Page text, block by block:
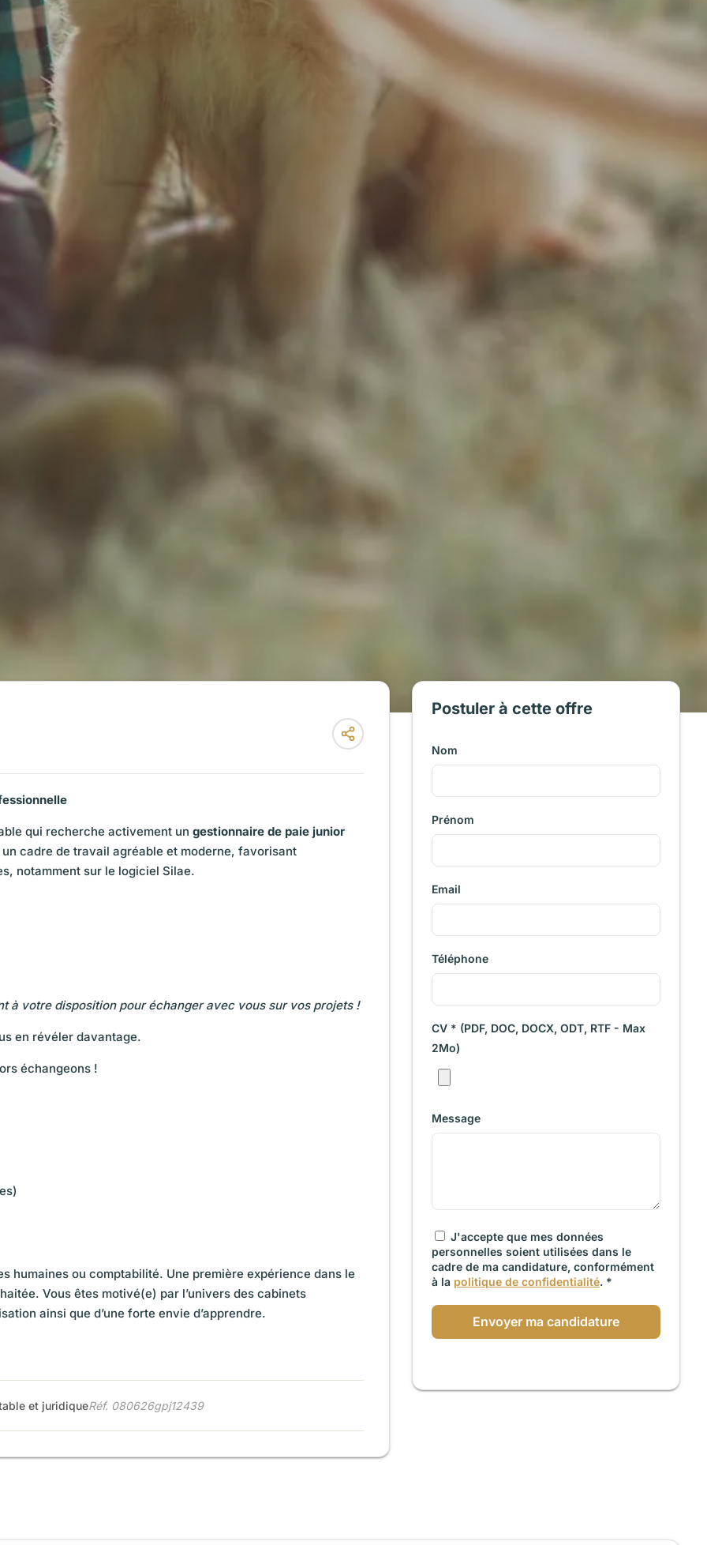
qui recherche activement un gestionnaire de paie junior
cadre de travail agréable et moderne, favorisant
notamment sur le logiciel Silae.
à votre disposition pour échanger avec vous sur vos projets !
en révéler davantage.
échangeons !
humaines ou comptabilité. Une première expérience dans le
Vous êtes motivé(e) par l’univers des cabinets
ainsi que d’une forte envie d’apprendre.
et juridiqueRéf. 080626gpj12439
Postuler à cette offre
Nom
Prénom
Email
Téléphone
CV * (PDF, DOC, DOCX, ODT, RTF - Max
2Mo)
Message
J'accepte que mes données
personnelles soient utilisées dans le
cadre de ma candidature, conformément
à la politique de confidentialité. *
Envoyer ma candidature